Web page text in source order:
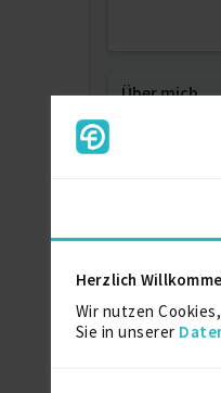
Herzlich
Wir nutzen
Sie in unserer
Über mich
Ein
? Didaktik
▪️Mitarbeit